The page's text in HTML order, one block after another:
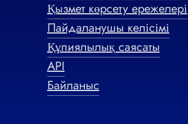
Қызмет көрсету ережелері
Пайдаланушы келісімі
Құпиялылық саясаты
API
Байланыс